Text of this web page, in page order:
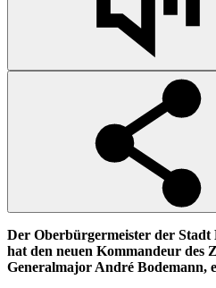
Der Oberbürgermeister der Stadt
hat den neuen Kommandeur des
Generalmajor André Bodemann,